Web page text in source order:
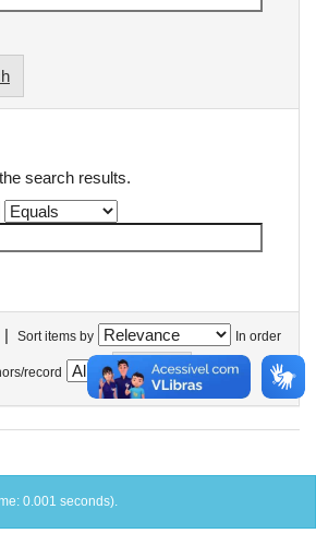
search results.
| Sort items by In order
record
0.001 seconds).